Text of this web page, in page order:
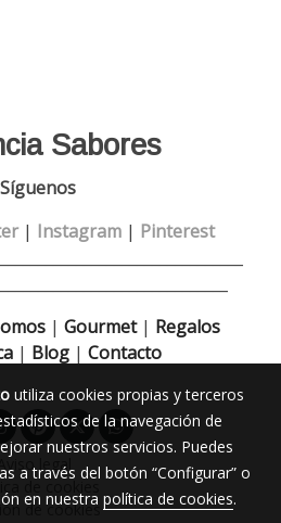
Sabores
Síguenos
| Instagram| Pinterest
| Gourmet | Regalos
| Blog| Contacto
legal
de cookies
utiliza cookies propias y terceros
de la navegación de
nuestros servicios. Puedes
a través del botón “Configurar” o
en nuestra política de cookies.